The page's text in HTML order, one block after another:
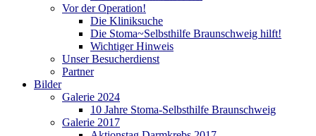
Vor der Operation!
Die Kliniksuche
Die Stoma~Selbsthilfe Braunschweig hilft!
Wichtiger Hinweis
Unser Besucherdienst
Partner
Bilder
Galerie 2024
10 Jahre Stoma-Selbsthilfe Braunschweig
Galerie 2017